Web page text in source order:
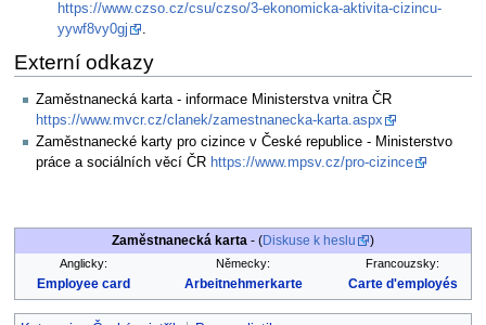
https://www.czso.cz/csu/czso/3-ekonomicka-aktivita-cizincu-
yywf8vy0gj
.
Externí odkazy
Zaměstnanecká karta - informace Ministerstva vnitra ČR
https://www.mvcr.cz/clanek/zamestnanecka-karta.aspx
Zaměstnanecké karty pro cizince v České republice - Ministerstvo
práce a sociálních věcí ČR https://www.mpsv.cz/pro-cizince
Zaměstnanecká karta - (Diskuse k heslu )
Anglicky: Německy: Francouzsky:
Employee card Arbeitnehmerkarte Carte d'employés